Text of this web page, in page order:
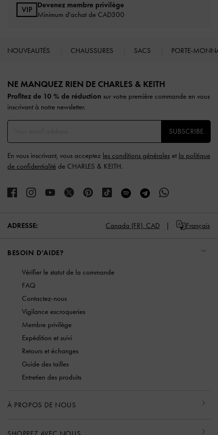
Devenez membre privilège
Minimum d'achat de CAD300
NOUVEAUTÉS CHAUSSURES SACS PORTE-
NE MANQUEZ RIEN DE CHARLES & KEITH​​
Profitez de 10 % de réduction sur votre première commande en vous
inscrivant à notre newsletter.
SUBSCRIBE
En vous inscrivant, vous acceptez les conditions générales et la politique
de confidentialité de CHARLES & KEITH.
ADRESSE: Canada (FR), CAD Français
BESOIN D'AIDE?
Vérifier le statut de la commande
FAQ
Contactez-nous
Vigilance escroqueries
Membre privilège
Expédition et suivi
Retours et échanges
Guide des tailles
Entretien des produits
À PROPOS DE NOUS